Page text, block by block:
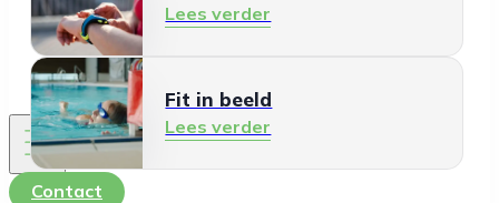
Lees verder
Fit in beeld
Lees verder
Contact